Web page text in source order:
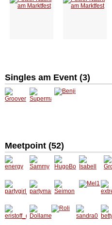
Singles am Event (3)
Meetpoint (52)
energy Sammy
HugoB
oss
Isabell
r
partygir
l_001
partym
aus87
Seimon Mel1